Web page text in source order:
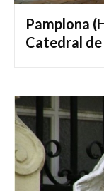
Pamplona
Catedral